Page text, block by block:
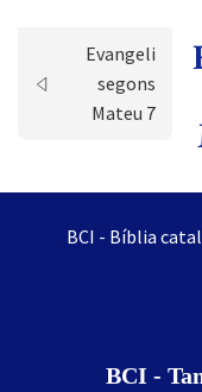
Evangeli
segons
Mateu 7
BCI - Bíblia
BCI -